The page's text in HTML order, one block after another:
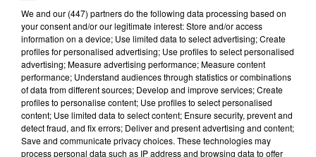
Hip-Hop News
7 août 2026
Moha MMZ dévoile « Mikasa », un
nouveau single entre amour et...
We and our (447) partnersdo the following data processing based on
your consent and/or our legitimate interest: Store and/or access
information on a device; Use limited data to select advertising; Create
profiles for personalised advertising; Use profiles to select personalised
advertising; Measure advertising performance; Measure content
performance; Understand audiences through statistics or combinations
of data from different sources; Develop and improve services; Create
profiles to personalise content; Use profiles to select personalised
content; Use limited data to select content; Ensure security, prevent and
detect fraud, and fix errors; Deliver and present advertising and content;
Save and communicate privacy choices. These technologies may
process personal data such as IP address and browsing data to offer